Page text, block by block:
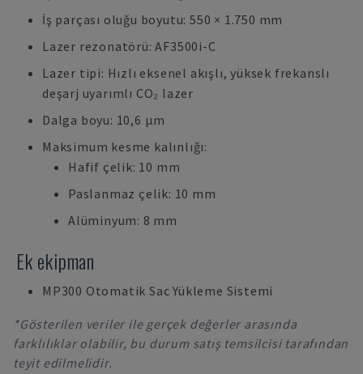
İş parçası oluğu boyutu: 550 × 1.750 mm
Lazer rezonatörü: AF3500i-C
Lazer tipi: Hızlı eksenel akışlı, yüksek frekanslı
deşarj uyarımlı CO₂ lazer
Dalga boyu: 10,6 µm
Maksimum kesme kalınlığı:
Hafif çelik: 10 mm
Paslanmaz çelik: 10 mm
Alüminyum: 8 mm
Ek ekipman
MP300 Otomatik Sac Yükleme Sistemi
*Gösterilen veriler ile gerçek değerler arasında
farklılıklar olabilir, bu durum satış temsilcisi tarafından
teyit edilmelidir.